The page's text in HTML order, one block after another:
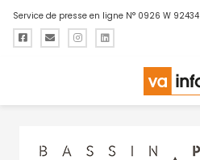
Service de presse en ligne N° 0926 W 92434